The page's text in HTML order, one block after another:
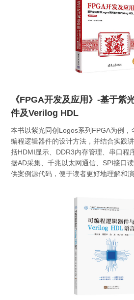
《FPGA开发及应用》-基于紫
件及Verilog HDL
本书以紫光同创Logos系列FPGA为例，
编程逻辑器件的设计方法，并结合实践
括HDMI显示、DDR3内存管理、串口程
据AD采集、千兆以太网通信、SPI接口
供案例源代码，便于读者更好地理解和演